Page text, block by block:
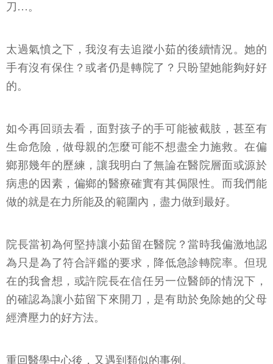
刀…。
太過氣憤之下，我沒有去追蹤小茹的後續情況。她的
手有沒有保住？或者仍是轉院了？只盼望她能夠好好
的。
如今再回頭去看，面對孩子的手可能被截肢，甚至有
生命危險，做母親的怎麼可能不想盡全力施救。在偏
鄉那幾年的歷練，讓我明白了無論在醫院層面或源於
病患的因素，偏鄉的醫療確實有其侷限性。而我們能
做的就是在力所能及的範圍內，盡力做到最好。
院長當初為何堅持讓小茹留在醫院？當時我偏激地認
為只是為了符合評鑑的要求，降低急診轉院率。但現
在的我會想，或許院長在信任另一位醫師的情況下，
的確認為讓小茹留下來開刀，是有助於免除她的父母
經濟壓力的好方法。
重回醫學中心後，又遇到類似的事例。